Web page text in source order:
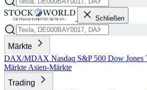
Schließen
Märkte
DAX/MDAX Nasdaq S&P 500 Dow Jones
Märkte Asien-Märkte
Trading